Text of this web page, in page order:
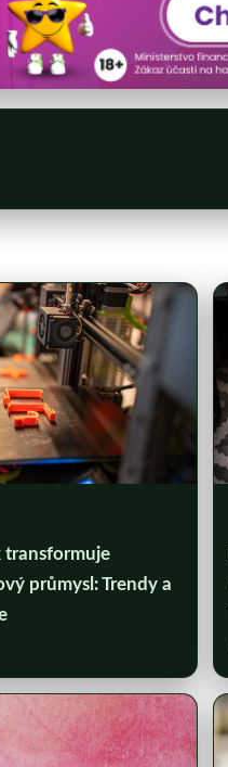
transformuje
průmysl: Trendy a